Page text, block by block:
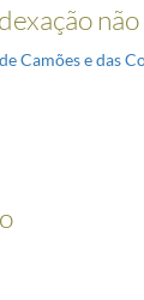
Camões e das